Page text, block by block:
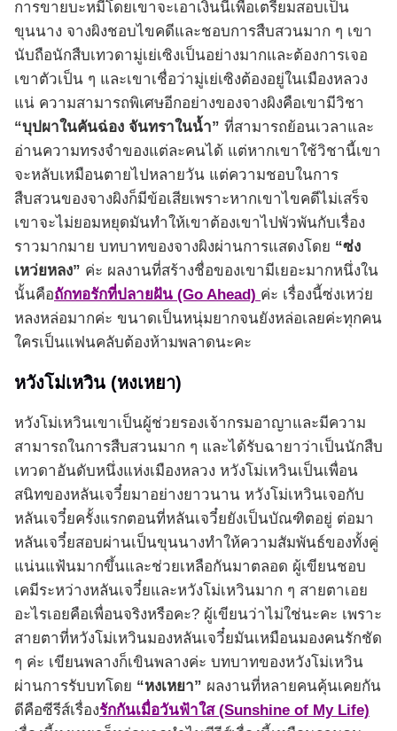
การขายบะหมี่โดยเขาจะเอาเงินนี้เพื่อเตรียมสอบเป็น
ขุนนาง จางผิงชอบไขคดีและชอบการสืบสวนมาก ๆ เขา
นับถือนักสืบเทวดามู่เย่เซิงเป็นอย่างมากและต้องการเจอ
เขาตัวเป็น ๆ และเขาเชื่อว่ามู่เย่เซิงต้องอยู่ในเมืองหลวง
แน่ ความสามารถพิเศษอีกอย่างของจางผิงคือเขามีวิชา
“บุปผาในคันฉ่อง จันทราในน้ำ” ที่สามารถย้อนเวลาและ
อ่านความทรงจำของแต่ละคนได้ แต่หากเขาใช้วิชานี้เขา
จะหลับเหมือนตายไปหลายวัน แต่ความชอบในการ
สืบสวนของจางผิงก็มีข้อเสียเพราะหากเขาไขคดีไม่เสร็จ
เขาจะไม่ยอมหยุดมันทำให้เขาต้องเขาไปพัวพันกับเรื่อง
ราวมากมาย บทบาทของจางผิงผ่านการแสดงโดย “ซ่ง
เหว่ยหลง” ค่ะ ผลงานที่สร้างชื่อของเขามีเยอะมากหนึ่งใน
นั้นคือถักทอรักที่ปลายฝัน (Go Ahead) ค่ะ เรื่องนี้ซ่งเหว่ย
หลงหล่อมากค่ะ ขนาดเป็นหนุ่มยากจนยังหล่อเลยค่ะทุกคน
ใครเป็นแฟนคลับต้องห้ามพลาดนะคะ
หวังโม่เหวิน (หงเหยา)
หวังโม่เหวินเขาเป็นผู้ช่วยรองเจ้ากรมอาญาและมีความ
สามารถในการสืบสวนมาก ๆ และได้รับฉายาว่าเป็นนักสืบ
เทวดาอันดับหนึ่งแห่งเมืองหลวง หวังโม่เหวินเป็นเพื่อน
สนิทของหลันเจวี๋ยมาอย่างยาวนาน หวังโม่เหวินเจอกับ
หลันเจวี๋ยครั้งแรกตอนที่หลันเจวี๋ยยังเป็นบัณฑิตอยู่ ต่อมา
หลันเจวี๋ยสอบผ่านเป็นขุนนางทำให้ความสัมพันธ์ของทั้งคู่
แน่นแฟ้นมากขึ้นและช่วยเหลือกันมาตลอด ผู้เขียนชอบ
เคมีระหว่างหลันเจวี๋ยและหวังโม่เหวินมาก ๆ สายตาเอย
อะไรเอยคือเพื่อนจริงหรือคะ? ผู้เขียนว่าไม่ใช่นะคะ เพราะ
สายตาที่หวังโม่เหวินมองหลันเจวี๋ยมันเหมือนมองคนรักชัด
ๆ ค่ะ เขียนพลางก็เขินพลางค่ะ บทบาทของหวังโม่เหวิน
ผ่านการรับบทโดย “หงเหยา” ผลงานที่หลายคนคุ้นเคยกัน
ดีคือซีรีส์เรื่องรักกันเมื่อวันฟ้าใส (Sunshine of My Life)